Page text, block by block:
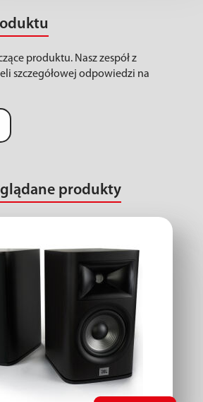
produktu. Nasz zespół z
szczegółowej odpowiedzi na
produkty